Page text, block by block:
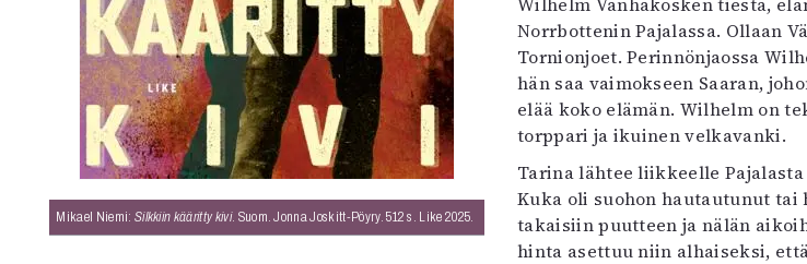
Kuvataide
Kirjat
In English
Esitystaide
Arkisto
Norrbottenin Pajalassa. Ollaan
Tornionjoet. Perinnönjaossa
hän saa vaimokseen Saaran,
elää koko elämän. Wilhelm on
torppari ja ikuinen velkavanki.
Tarina lähtee liikkeelle
Kuka oli suohon hautautunut
takaisiin puutteen ja nälän
hinta asettuu niin alhaiseksi,
Mikael Niemi: Silkkiin kääritty kivi. Suom. Jonna Joskitt-Pöyry. 512 s. Like 2025.